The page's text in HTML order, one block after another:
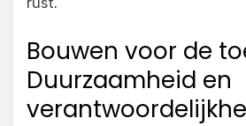
Bouwen voor de
Duurzaamheid en